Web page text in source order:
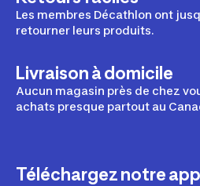
Les membres Décathlon ont
retourner leurs produits.
Livraison à domicile
Aucun magasin près de chez
achats presque partout au
Téléchargez notre